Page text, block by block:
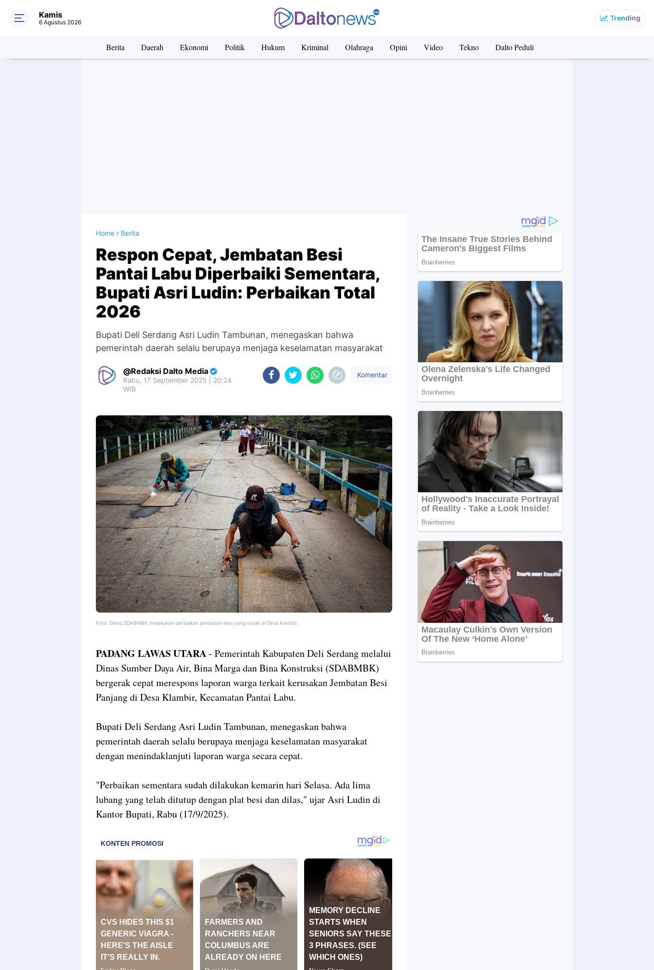
Trending
Kamis
6 Agustus 2026
Berita Daerah Ekonomi Politik Hukum Kriminal Olahraga Opini Video Tekno Dalto Peduli
Home Berita
Respon Cepat, Jembatan Besi
Pantai Labu Diperbaiki Sementara,
Bupati Asri Ludin: Perbaikan Total
2026
Bupati Deli Serdang Asri Ludin Tambunan, menegaskan bahwa
pemerintah daerah selalu berupaya menjaga keselamatan masyarakat
Redaksi Dalto Media
Rabu, 17 September 2025 | 20:24
WIB
Komentar
Foto: Dinas SDABMBK melakukan perbaikan jembatan besi yang rusak di Desa Klambir.
PADANG LAWAS UTARA- Pemerintah Kabupaten Deli Serdang melalui
Dinas Sumber Daya Air, Bina Marga dan Bina Konstruksi (SDABMBK)
bergerak cepat merespons laporan warga terkait kerusakan Jembatan Besi
Panjang di Desa Klambir, Kecamatan Pantai Labu.
Bupati Deli Serdang Asri Ludin Tambunan, menegaskan bahwa
pemerintah daerah selalu berupaya menjaga keselamatan masyarakat
dengan menindaklanjuti laporan warga secara cepat.
"Perbaikan sementara sudah dilakukan kemarin hari Selasa. Ada lima
lubang yang telah ditutup dengan plat besi dan dilas," ujar Asri Ludin di
Kantor Bupati, Rabu (17/9/2025).